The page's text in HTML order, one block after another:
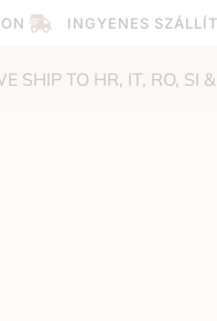
INGYENES
SHIP TO HR, IT, RO, SI